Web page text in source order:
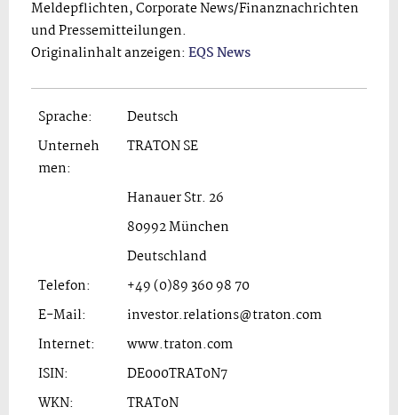
Meldepflichten, Corporate News/Finanznachrichten
und Pressemitteilungen.
Originalinhalt anzeigen: EQS News
Sprache:
Deutsch
Unterneh
men:
TRATON SE
Hanauer Str. 26
80992 München
Deutschland
Telefon:
+49 (0)89 360 98 70
E-Mail:
investor.relations@traton.com
Internet:
www.traton.com
ISIN:
DE000TRAT0N7
WKN:
TRAT0N